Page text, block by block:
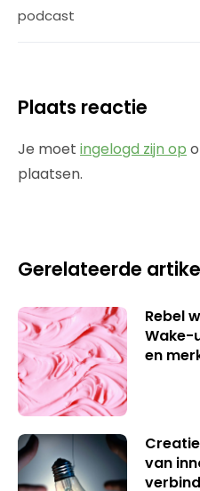
podcast
Plaats reactie
Je moet ingelogd zijn op
plaatsen.
Gerelateerde
Rebel
Wake-
en
van